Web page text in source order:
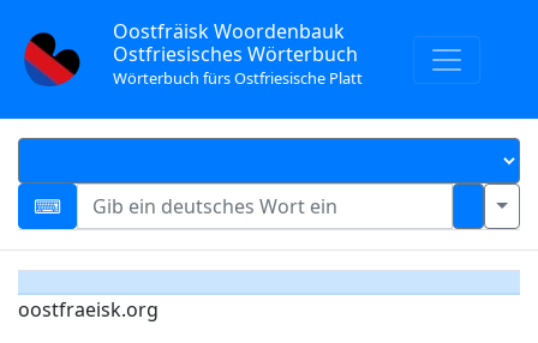
Oostfräisk Woordenbauk
Ostfriesisches Wörterbuch
Wörterbuch fürs Ostfriesische Platt
oostfraeisk.org